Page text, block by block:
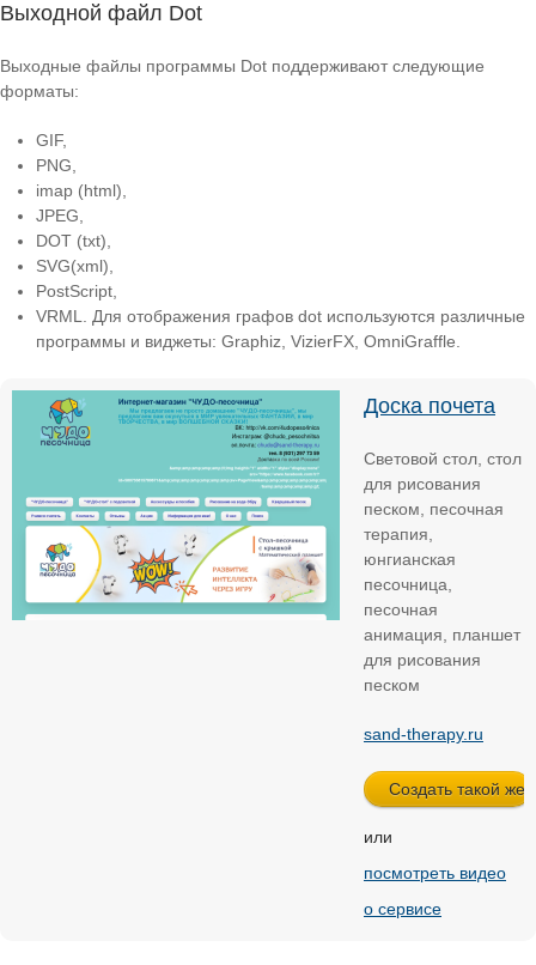
Выходной файл Dot
Выходные файлы программы Dot поддерживают следующие
форматы:
GIF,
PNG,
imap (html),
JPEG,
DOT (txt),
SVG(xml),
PostScript,
VRML. Для отображения графов dot используются различные
программы и виджеты: Graphiz, VizierFX, OmniGraffle.
Доска почета
Световой стол, стол
для рисования
песком, песочная
терапия,
юнгианская
песочница,
песочная
анимация, планшет
для рисования
песком
sand-therapy.ru
или
посмотреть видео
о сервисе